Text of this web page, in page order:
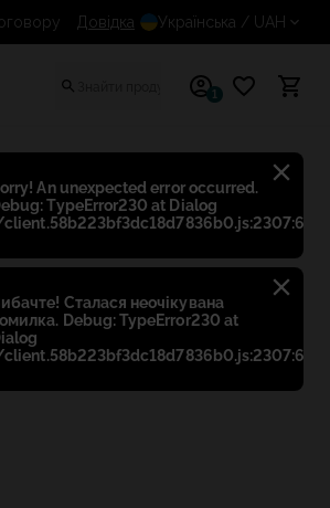
: An unexpected error occurred.
TypeError230 at Dialog
:
Сталася неочікувана
Debug: TypeError230 at
для відмови від договору
Довідка Українська / UAH
1